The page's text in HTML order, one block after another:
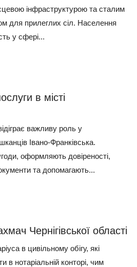
інфраструктурою та сталим
для прилеглих сіл. Населення
у сфері...
в місті
важливу роль у
Івано‑Франківська.
оформляють довіреності,
та допомагають...
Чернігівської області
в цивільному обігу, які
в нотаріальній конторі, чим